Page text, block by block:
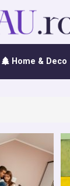
Home & Deco